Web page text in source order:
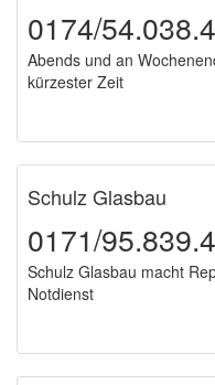
0174/
Abends und an
kürzester Zeit
Schulz Glasbau
0171/
Schulz Glasbau macht
Notdienst